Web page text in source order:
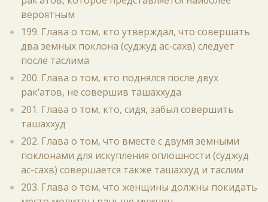
вероятным
199. Глава о том, кто утверждал, что совершать
два земных поклона (суджуд ас-сахв) следует
после таслима
200. Глава о том, кто поднялся после двух
рак‘атов, не совершив ташаххуда
201. Глава о том, кто, сидя, забыл совершить
ташаххуд
202. Глава о том, что вместе с двумя земными
поклонами для искупления оплошности (суджуд
ас-сахв) совершается также ташаххуд и таслим
203. Глава о том, что женщины должны покидать